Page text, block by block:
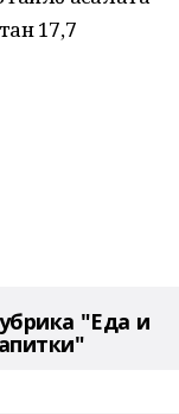
17,7
"Еда и